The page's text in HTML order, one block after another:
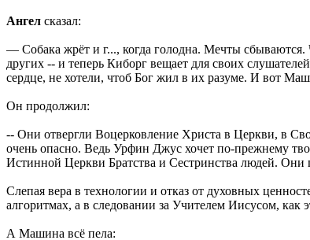
Ангел сказал:
— Собака жрёт и г..., когда голодна. Мечты
других -- и теперь Киборг вещает для своих
сердце, не хотели, чтоб Бог жил в их разуме. И вот
Он продолжил:
-- Они отвергли Воцерковление Христа в Церкви, в
очень опасно. Ведь Урфин Джус хочет по-прежнему
Истинной Церкви Братства и Сестринства людей. Они
Слепая вера в технологии и отказ от духовных
алгоритмах, а в следовании за Учителем Иисусом,
А Машина всё пела: